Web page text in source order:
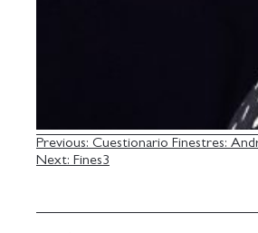
NAVEGACIÓN
DE
Previous: Cuestionario Finestres:
Next: Fines3